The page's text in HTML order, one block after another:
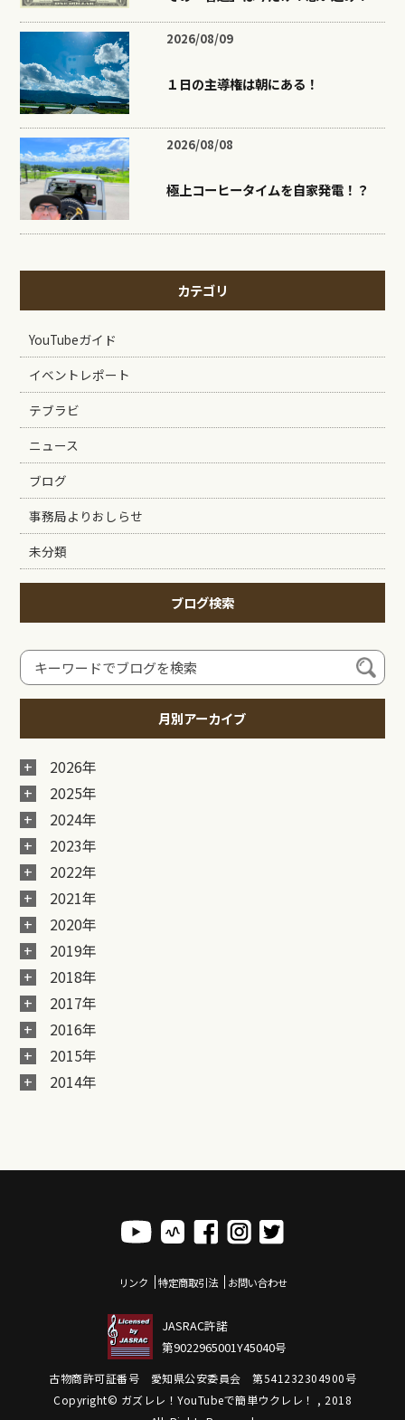
2026/08/09
１日の主導権は朝にある！
2026/08/08
極上コーヒータイムを自家発電！？
カテゴリ
YouTubeガイド
イベントレポート
テブラビ
ニュース
ブログ
事務局よりおしらせ
未分類
ブログ検索
月別アーカイブ
2026年
2025年
2024年
2023年
2022年
2021年
2020年
2019年
2018年
2017年
2016年
2015年
2014年
リンク 特定商取引法 お問い合わせ
JASRAC許諾
第9022965001Y45040号
古物商許可証番号 愛知県公安委員会 第541232304900号
Copyright© ガズレレ！YouTubeで簡単ウクレレ！ , 2018